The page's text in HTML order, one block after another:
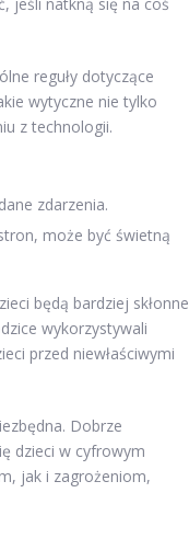
reguły dotyczące
wytyczne nie tylko
z technologii.
zdarzenia.
może być świetną
będą bardziej skłonne
wykorzystywali
przed niewłaściwymi
Dobrze
dzieci w cyfrowym
jak i zagrożeniom,